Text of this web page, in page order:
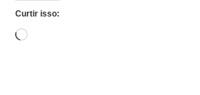
Curtir isso:
Carregando...